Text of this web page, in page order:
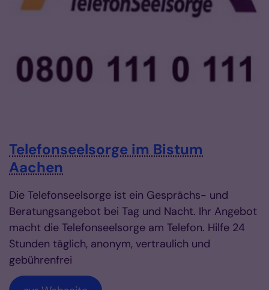
Telefonseelsorge im Bistum
Aachen
Die Telefonseelsorge ist ein Gesprächs- und
Beratungsangebot bei Tag und Nacht. Ihr Angebot
macht die Telefonseelsorge am Telefon. Hilfe 24
Stunden täglich, anonym, vertraulich und
gebührenfrei